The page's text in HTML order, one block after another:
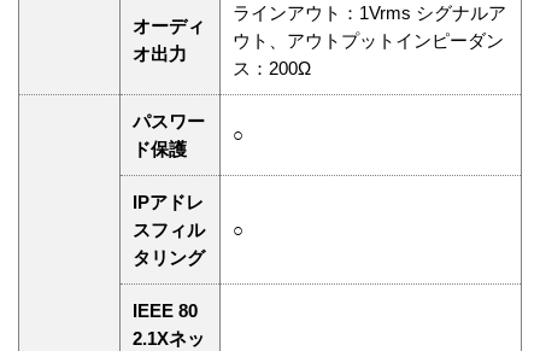
オーディ
オ出力
ラインアウト：1Vrms シグナルア
ウト、アウトプットインピーダン
ス：200Ω
パスワー
ド保護
○
IPアドレ
スフィル
タリング
○
IEEE 80
2.1Xネッ